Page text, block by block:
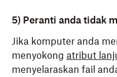
5) Peranti anda tidak
Jika komputer anda
menyokong atribut
menyelaraskan fail